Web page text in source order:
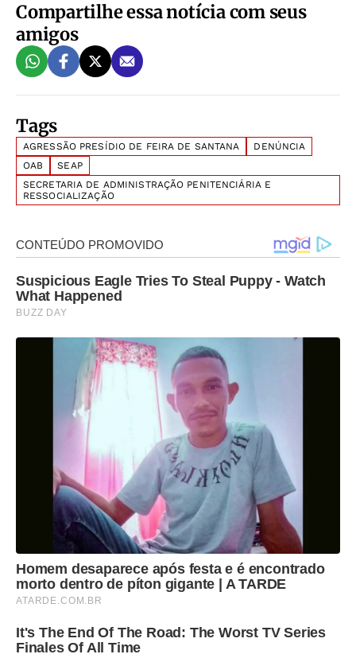
Compartilhe essa notícia com seus
amigos
Tags
AGRESSÃO PRESÍDIO DE FEIRA DE SANTANA
DENÚNCIA
OAB
SEAP
SECRETARIA DE ADMINISTRAÇÃO PENITENCIÁRIA E
RESSOCIALIZAÇÃO